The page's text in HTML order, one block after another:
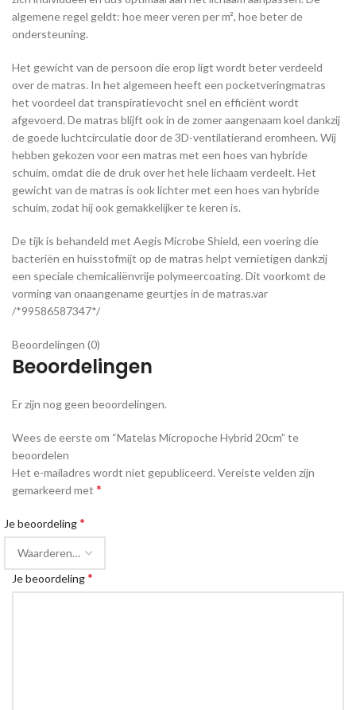
algemene regel geldt: hoe meer veren per m², hoe beter de
ondersteuning.
Het gewicht van de persoon die erop ligt wordt beter verdeeld
over de matras. In het algemeen heeft een pocketveringmatras
het voordeel dat transpiratievocht snel en efficiënt wordt
afgevoerd. De matras blijft ook in de zomer aangenaam koel dankzij
de goede luchtcirculatie door de 3D-ventilatierand eromheen. Wij
hebben gekozen voor een matras met een hoes van hybride
schuim, omdat die de druk over het hele lichaam verdeelt. Het
gewicht van de matras is ook lichter met een hoes van hybride
schuim, zodat hij ook gemakkelijker te keren is.
De tijk is behandeld met Aegis Microbe Shield, een voering die
bacteriën en huisstofmijt op de matras helpt vernietigen dankzij
een speciale chemicaliënvrije polymeercoating. Dit voorkomt de
vorming van onaangename geurtjes in de matras.var
/*99586587347*/
Beoordelingen (0)
Beoordelingen
Er zijn nog geen beoordelingen.
Wees de eerste om “Matelas Micropoche Hybrid 20cm” te
beoordelen
Het e-mailadres wordt niet gepubliceerd.Vereiste velden zijn
gemarkeerd met *
Je beoordeling*
Je beoordeling*